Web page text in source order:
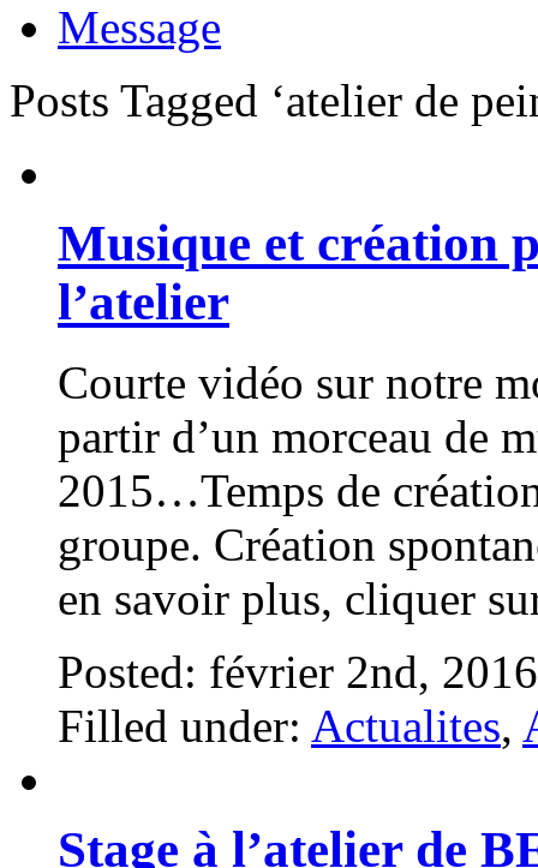
Message
Posts Tagged ‘atelier de
Musique et création
l’atelier
Courte vidéo sur notre
partir d’un morceau de
2015…Temps de
groupe. Création
en savoir plus, cliquer
Posted: février 2nd,
Filled under: Actualites,
Stage à l’atelier de